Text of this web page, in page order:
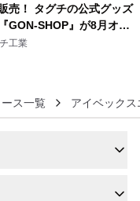
売！ タグチの公式グッズ
GON-SHOP』が8月オー
工業
ス一覧 アイベック